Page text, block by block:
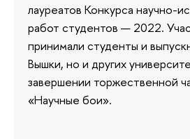
лауреатов Конкурса научно-
работ студентов — 2022.
принимали студенты и
Вышки, но и других
завершении торжественной
«Научные бои».